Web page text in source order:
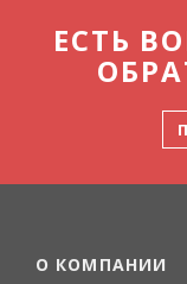
ЕСТЬ
О КОМПАНИИ